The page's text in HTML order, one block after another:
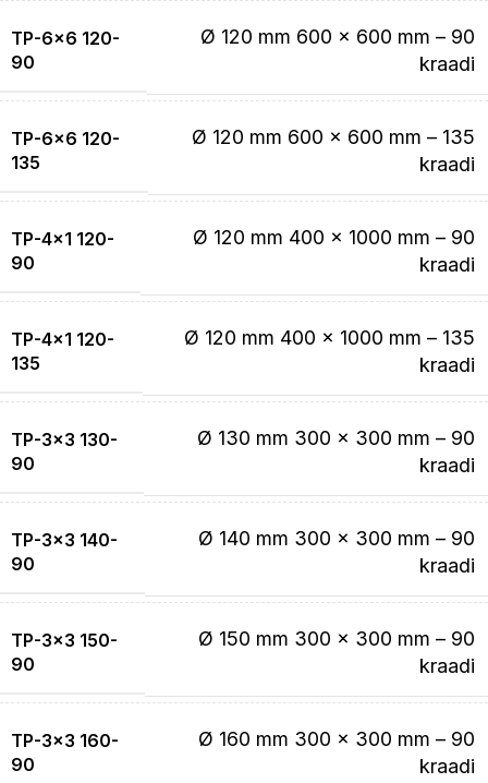
TP-6×6 120-
90
Ø 120 mm 600 x 600 mm – 90
kraadi
TP-6×6 120-
135
Ø 120 mm 600 x 600 mm – 135
kraadi
TP-4×1 120-
90
Ø 120 mm 400 x 1000 mm – 90
kraadi
TP-4×1 120-
135
Ø 120 mm 400 x 1000 mm – 135
kraadi
TP-3×3 130-
90
Ø 130 mm 300 x 300 mm – 90
kraadi
TP-3×3 140-
90
Ø 140 mm 300 x 300 mm – 90
kraadi
TP-3×3 150-
90
Ø 150 mm 300 x 300 mm – 90
kraadi
TP-3×3 160-
90
Ø 160 mm 300 x 300 mm – 90
kraadi